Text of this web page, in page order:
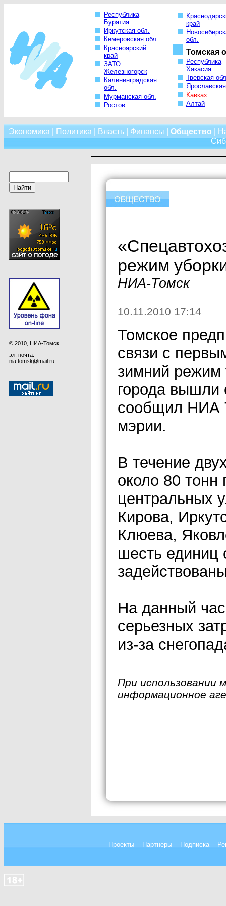
Республика
Бурятия
Иркутская обл.
Кемеровская обл.
Красноярский
край
ЗАТО
Железногорск
Калининградская
обл.
Мурманская обл.
Ростов
край
обл.
Томская
Республика
Хакасия
Тверская
Кавказ
Алтай
Экономика Политика Власть| Финансы Общество
© 2010, НИА-Томск
эл. почта:
nia.tomsk@mail.ru
режим
НИА-Томск
10.11.2010 17:14
Томское
связи с
зимний режим
города вышли
сообщил НИА
мэрии.
В течение
около 80 тонн
центральных
Кирова,
Клюева,
шесть единиц
На данный час
серьезных
из-за
При использовании
информационное
Проекты Партнеры Подписка